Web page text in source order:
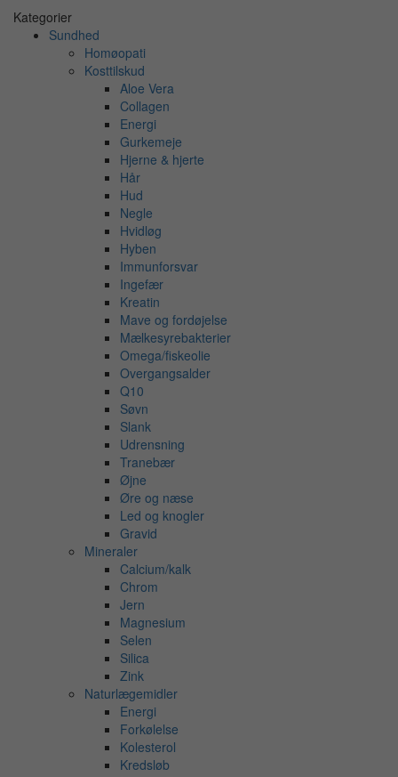
Kategorier
Sundhed
Homøopati
Kosttilskud
Aloe Vera
Collagen
Energi
Gurkemeje
Hjerne & hjerte
Hår
Hud
Negle
Hvidløg
Hyben
Immunforsvar
Ingefær
Kreatin
Mave og fordøjelse
Mælkesyrebakterier
Omega/fiskeolie
Overgangsalder
Q10
Søvn
Slank
Udrensning
Tranebær
Øjne
Øre og næse
Led og knogler
Gravid
Mineraler
Calcium/kalk
Chrom
Jern
Magnesium
Selen
Silica
Zink
Naturlægemidler
Energi
Forkølelse
Kolesterol
Kredsløb